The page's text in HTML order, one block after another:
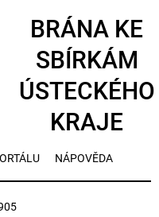
BRÁNA KE
SBÍRKÁM
ÚSTECKÉHO
KRAJE
NÁPOVĚDA